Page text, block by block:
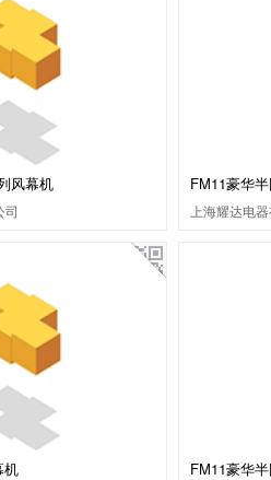
风幕机
司
FM11豪华
上海耀达电
机 FM11豪华